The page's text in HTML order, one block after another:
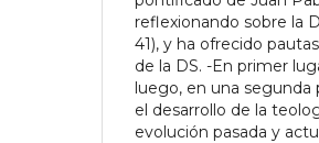
reflexionando sobre la
41), y ha ofrecido
de la DS. -En primer
luego, en una
el desarrollo de la
evolución pasada y